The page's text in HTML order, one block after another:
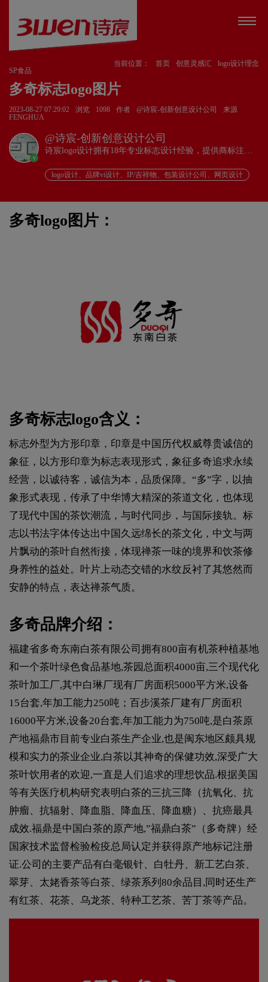
当前位置： 首页 创意灵感汇
logo设计理念
SP食品
多奇标志logo图片
2023-08-27 07:29:02 浏览 1098 作者 @诗宸-创新创意设计公司
来源
FENGHUA
v
@诗宸-创新创意设计公司
诗宸logo设计拥有18年专业标志设计经验，提供商标注册
logo设计、品牌vi设计、IP/吉祥物、包装设计公司、网页设计
多奇logo图片：
多奇标志logo含义：
标志外型为方形印章，印章是中国历代权威尊贵诚信的
象征，以方形印章为标志表现形式，象征多奇追求永续
经营，以诚待客，诚信为本，品质保障。“多”字，以抽
象形式表现，传承了中华博大精深的茶道文化，也体现
了现代中国的茶饮潮流，与时代同步，与国际接轨。标
志以书法字体传达出中国久远绵长的茶文化，中文与两
片飘动的茶叶自然衔接，体现禅茶一味的境界和饮茶修
身养性的益处。叶片上动态交错的水纹反衬了其悠然而
安静的特点，表达禅茶气质。
多奇品牌介绍：
福建省多奇东南白茶有限公司拥有800亩有机茶种植基地
和一个茶叶绿色食品基地,茶园总面积4000亩,三个现代化
茶叶加工厂,其中白琳厂现有厂房面积5000平方米,设备
15台套,年加工能力250吨；百步溪茶厂建有厂房面积
16000平方米,设备20台套,年加工能力为750吨,是白茶原
产地福鼎市目前专业白茶生产企业,也是闽东地区颇具规
模和实力的茶业企业,白茶以其神奇的保健功效,深受广大
茶叶饮用者的欢迎,一直是人们追求的理想饮品.根据美国
等有关医疗机构研究表明白茶的三抗三降（抗氧化、抗
肿瘤、抗辐射、降血脂、降血压、降血糖）、抗癌最具
成效.福鼎是中国白茶的原产地,”福鼎白茶”（多奇牌）经
国家技术监督检验检疫总局认定并获得原产地标记注册
证.公司的主要产品有白毫银针、白牡丹、新工艺白茶、
翠芽、太姥香茶等白茶、绿茶系列80余品目,同时还生产
有红茶、花茶、乌龙茶、特种工艺茶、苦丁茶等产品。